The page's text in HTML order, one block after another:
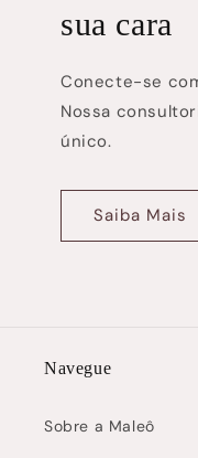
sua cara
Conecte-se
Nossa
único.
Saiba Mais
Navegue
Sobre a Maleô